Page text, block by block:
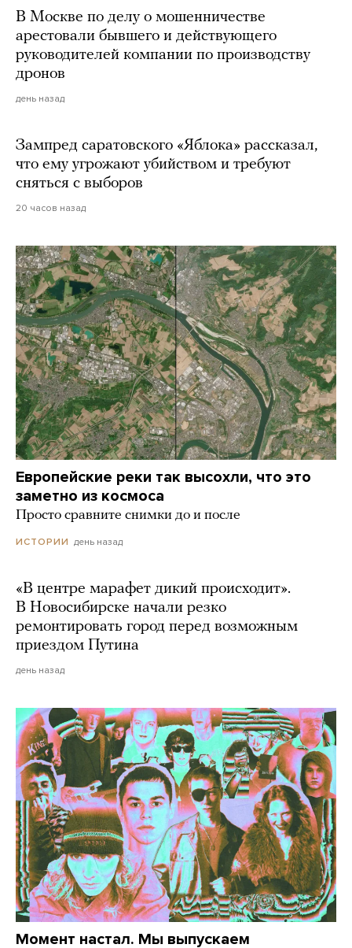
В Москве по делу о мошенничестве
арестовали бывшего и действующего
руководителей компании по производству
дронов
день назад
Зампред саратовского «Яблока» рассказал,
что ему угрожают убийством и требуют
сняться с выборов
20 часов назад
Европейские реки так высохли, что это
заметно из космоса
Просто сравните снимки до и после
ИСТОРИИ день назад
«В центре марафет дикий происходит».
В Новосибирске начали резко
ремонтировать город перед возможным
приездом Путина
день назад
Момент настал. Мы выпускаем